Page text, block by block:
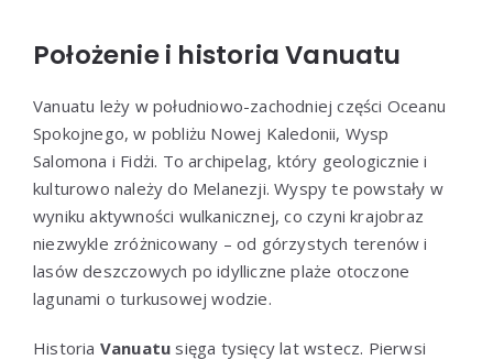
Położenie i historia Vanuatu
Vanuatu leży w południowo-zachodniej części Oceanu
Spokojnego, w pobliżu Nowej Kaledonii, Wysp
Salomona i Fidżi. To archipelag, który geologicznie i
kulturowo należy do Melanezji. Wyspy te powstały w
wyniku aktywności wulkanicznej, co czyni krajobraz
niezwykle zróżnicowany – od górzystych terenów i
lasów deszczowych po idylliczne plaże otoczone
lagunami o turkusowej wodzie.
Historia Vanuatu sięga tysięcy lat wstecz. Pierwsi